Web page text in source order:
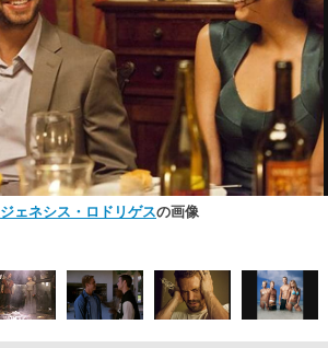
ジェネシス・ロドリゲスの画像